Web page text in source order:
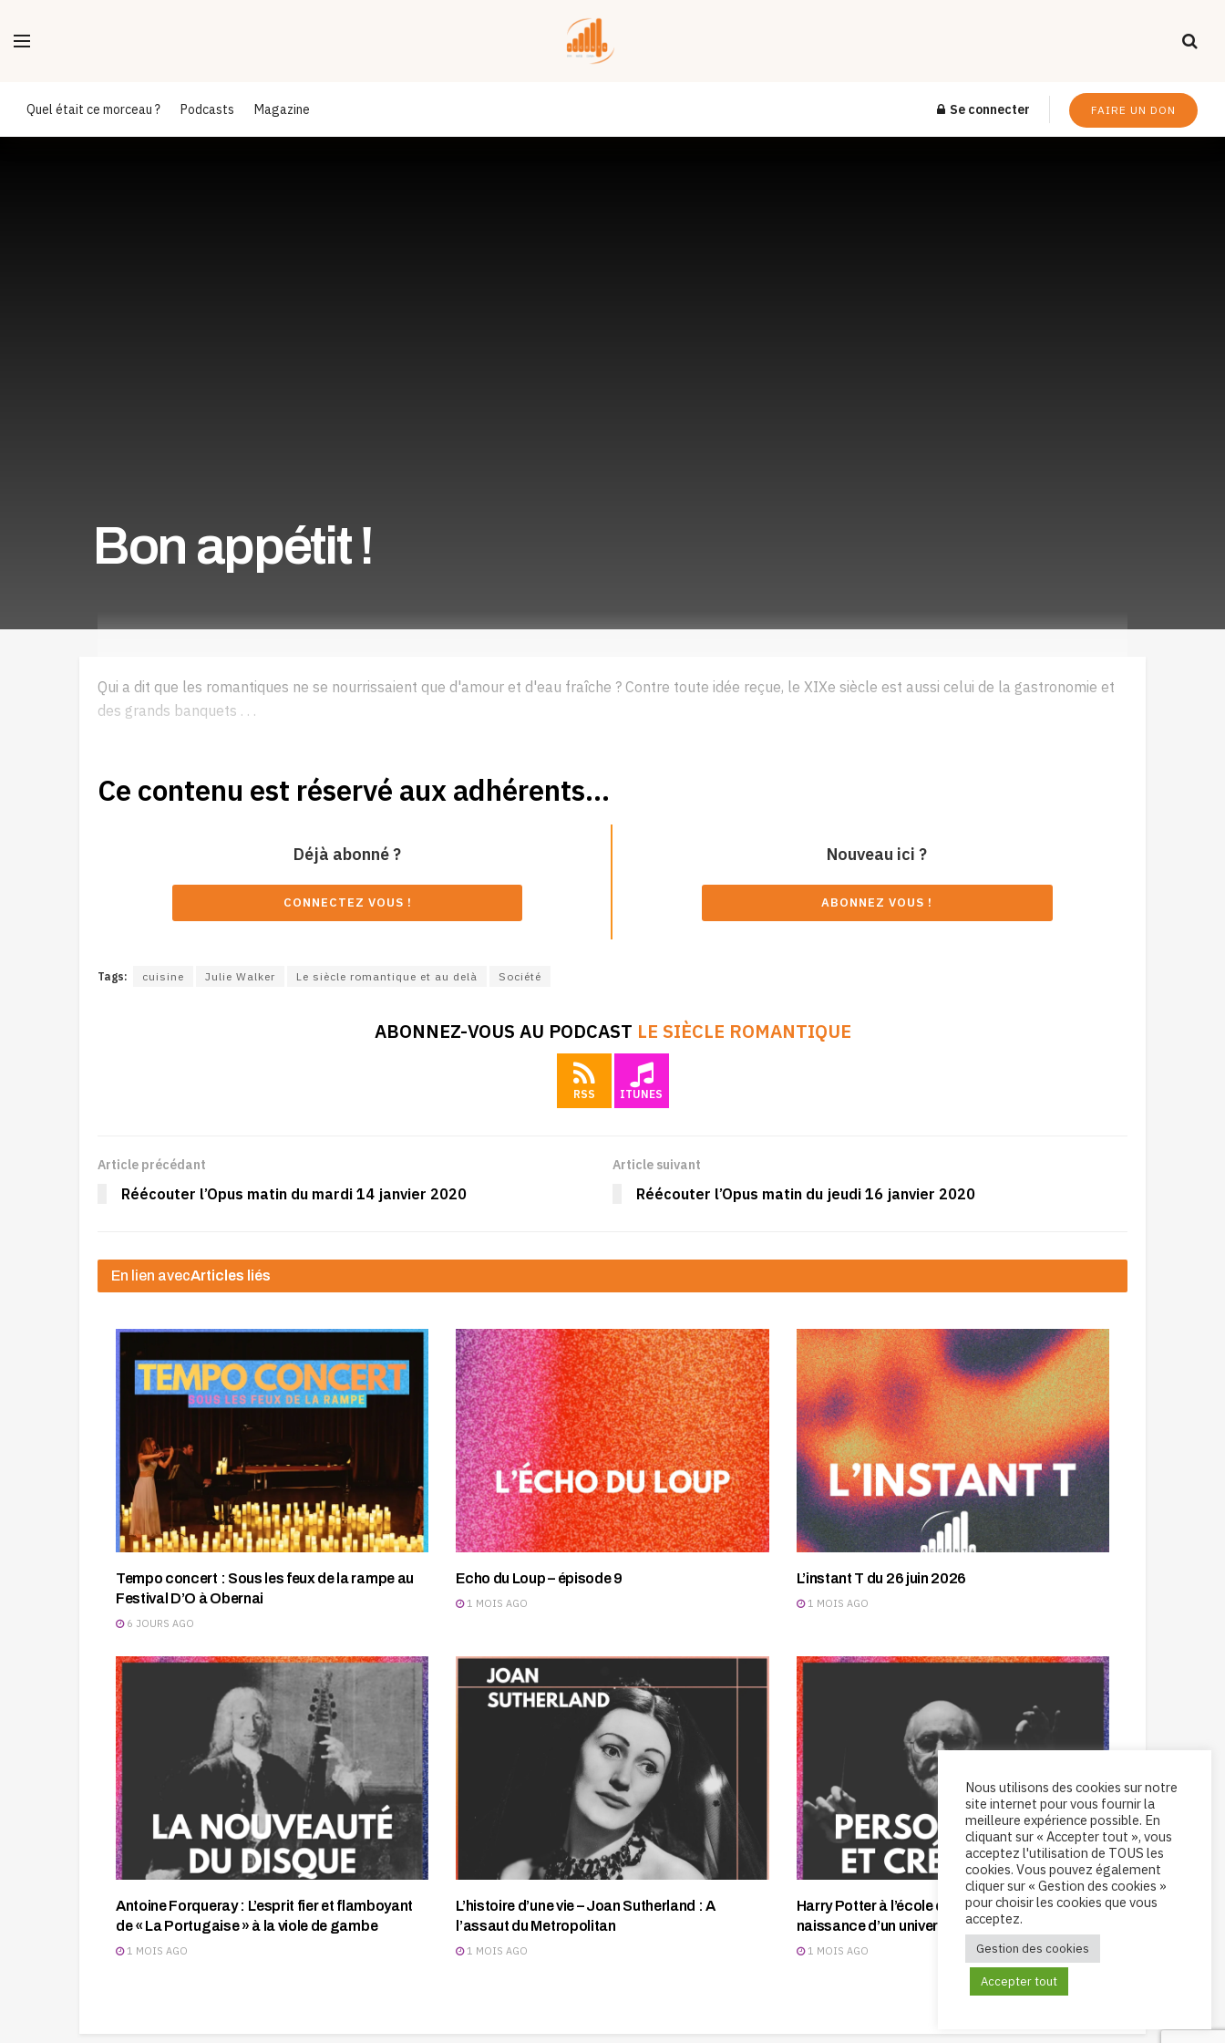
Quel était ce morceau ? Podcasts Magazine Se connecter FAIRE UN DON
Bon appétit !
Qui a dit que les romantiques ne se nourrissaient que d'amour et d'eau fraîche ? Contre toute idée reçue, le XIXe siècle est aussi celui de la gastronomie et
des grands banquets . . .
Ce contenu est réservé aux adhérents...
Déjà abonné ?
CONNECTEZ VOUS !
Nouveau ici ?
ABONNEZ VOUS !
Tags: cuisine Julie Walker Le siècle romantique et au delà Société
ABONNEZ-VOUS AU PODCAST LE SIÈCLE ROMANTIQUE
RSS ITUNES
Article précédant
Réécouter l’Opus matin du mardi 14 janvier 2020
Article suivant
Réécouter l’Opus matin du jeudi 16 janvier 2020
En lien avecArticles liés
Tempo concert : Sous les feux de la rampe au
Festival D’O à Obernai
6 JOURS AGO
Echo du Loup – épisode 9
1 MOIS AGO
L’instant T du 26 juin 2026
1 MOIS AGO
Antoine Forqueray : L’esprit fier et flamboyant
de « La Portugaise » à la viole de gambe
1 MOIS AGO
L’histoire d’une vie – Joan Sutherland : A
l’assaut du Metropolitan
1 MOIS AGO
Harry Potter à l’école des sorciers : La
naissance d’un univers sonore
1 MOIS AGO
Nous utilisons des cookies sur notre
site internet pour vous fournir la
meilleure expérience possible. En
cliquant sur « Accepter tout », vous
acceptez l'utilisation de TOUS les
cookies. Vous pouvez également
cliquer sur « Gestion des cookies »
pour choisir les cookies que vous
acceptez.
Gestion des cookies
Accepter tout